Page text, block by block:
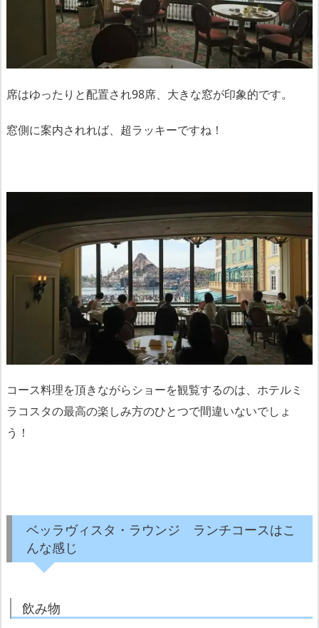
席はゆったりと配置され98席、大きな窓が印象的です。
窓側に案内されれば、超ラッキーですね！
コース料理を頂きながらショーを観覧するのは、ホテルミ
ラコスタの最高の楽しみ方のひとつで間違いないでしょ
う！
ベッラヴィスタ・ラウンジ ランチコースはこ
んな感じ
飲み物